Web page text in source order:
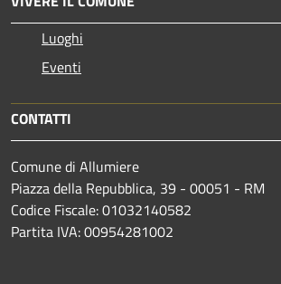
Luoghi
Eventi
CONTATTI
Comune di Allumiere
Piazza della Repubblica, 39 - 00051 - RM
Codice Fiscale: 01032140582
Partita IVA: 00954281002